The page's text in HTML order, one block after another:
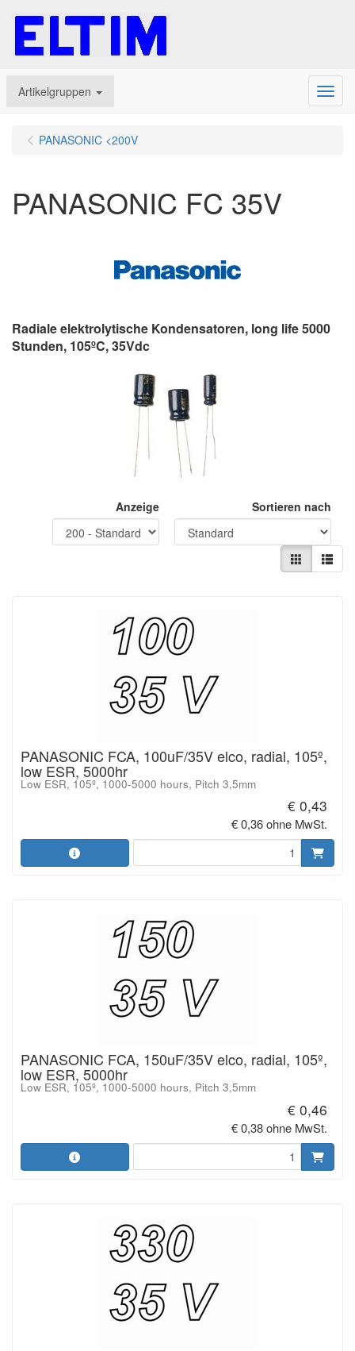
Artikelgruppen Menu
PANASONIC <200V
PANASONIC FC 35V
Radiale elektrolytische Kondensatoren, long life 5000
Stunden, 105ºC, 35Vdc
Anzeige Sortieren nach
PANASONIC FCA, 100uF/35V elco, radial, 105º,
low ESR, 5000hr
Low ESR, 105º, 1000-5000 hours, Pitch 3,5mm
€ 0,43
€ 0,36 ohne MwSt.
PANASONIC FCA, 150uF/35V elco, radial, 105º,
low ESR, 5000hr
Low ESR, 105º, 1000-5000 hours, Pitch 3,5mm
€ 0,46
€ 0,38 ohne MwSt.